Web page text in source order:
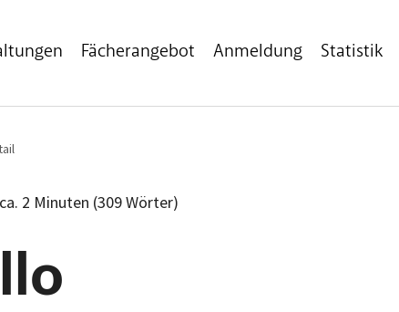
Fächerangebot Anmeldung Statistik
2 Minuten (309 Wörter)